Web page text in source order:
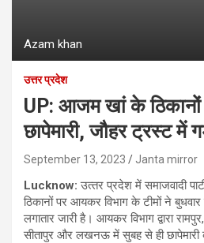
Azam khan
उत्तर प्रदेश
UP: आजम खां के
छापेमारी, जौहर ट्रस्ट में
September 13, 2023 Janta mirror
Lucknow: उत्‍तर प्रदेश में समाजवादी
ठिकानों पर आयकर विभाग के टीमों ने बुधवार
लगातार जारी है। आयकर विभाग द्वारा
सीतापुर और लखनऊ में सुबह से ही छापेमारी